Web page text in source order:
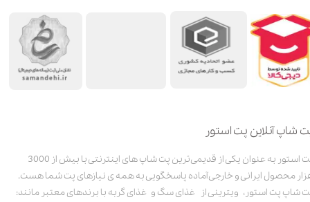
شاپ آنلاین پت استور
پت استور به عنوان یکی از قدیمی‌ترین پت شاپ های اینترنتی با بیش از 3000
محصول ایرانی و خارجی آماده پاسخگویی به همه ی نیازهای پت شما هست.
شاپ پت استور، ویترینی از غذای سگ و غذای گربه با برندهای معتبر مانند: